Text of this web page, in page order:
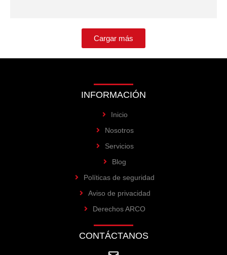
Cargar más
INFORMACIÓN
Inicio
Nosotros
Servicios
Blog
Políticas de seguridad
Aviso de privacidad
Derechos ARCO
CONTÁCTANOS